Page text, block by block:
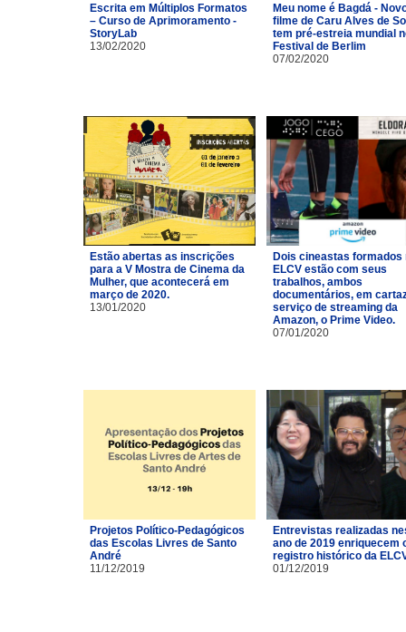
Escrita em Múltiplos Formatos
– Curso de Aprimoramento -
StoryLab
13/02/2020
Meu nome é Bagdá -
filme de Caru Alves de
tem pré-estreia mundial
Festival de Berlim
07/02/2020
Estão abertas as inscrições
para a V Mostra de Cinema da
Mulher, que acontecerá em
março de 2020.
13/01/2020
Dois cineastas formados
ELCV estão com seus
trabalhos, ambos
documentários, em
serviço de streaming da
Amazon, o Prime Video.
07/01/2020
Projetos Político-Pedagógicos
das Escolas Livres de Santo
André
11/12/2019
Entrevistas realizadas
ano de 2019 enriquecem
registro histórico da
01/12/2019